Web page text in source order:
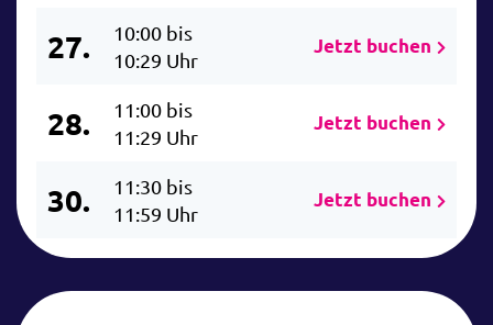
27.
10:00 bis
10:29 Uhr
Jetzt buchen
28.
11:00 bis
11:29 Uhr
Jetzt buchen
30.
11:30 bis
11:59 Uhr
Jetzt buchen